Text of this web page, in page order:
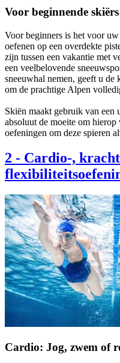
Voor beginnende skiërs
Voor beginners is het voor
oefenen op een overdekte
zijn tussen een vakantie met
een veelbelovende
sneeuwhal nemen, geeft u
om de prachtige Alpen
Skiën maakt gebruik van een
absoluut de moeite om
oefeningen om deze spieren
2 - Cardio-,
Cardio: Jog, zwem of